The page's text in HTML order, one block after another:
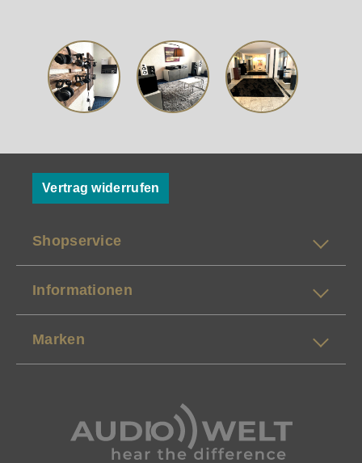
Vertrag widerrufen
Shopservice
Informationen
Marken